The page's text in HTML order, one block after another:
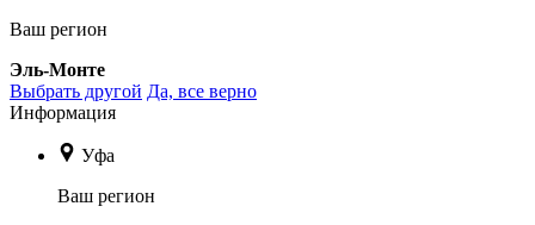
Ваш регион
Эль-Монте
Выбрать другой Да, все верно
Информация
Уфа
Ваш регион